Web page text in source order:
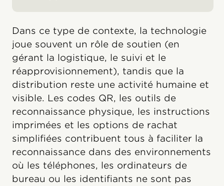
Dans ce type de contexte, la technologie
joue souvent un rôle de soutien (en
gérant la logistique, le suivi et le
réapprovisionnement), tandis que la
distribution reste une activité humaine et
visible. Les codes QR, les outils de
reconnaissance physique, les instructions
imprimées et les options de rachat
simplifiées contribuent tous à faciliter la
reconnaissance dans des environnements
où les téléphones, les ordinateurs de
bureau ou les identifiants ne sont pas